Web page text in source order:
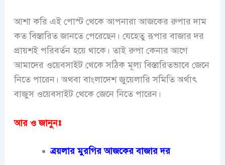
আশা করি এই পোস্ট থেকে আপনারা আজকের রুপার দাম
কত বিস্তারিত জানতে পেরেছেন। যেহেতু রূপার বাজার দর
প্রায়শই পরিবর্তন হয়ে থাকে। তাই রুপা কেনার আগে
আমাদের ওয়েবসাইট থেকে সঠিক মূল্য বিস্তারিতভাবে জেনে
নিতে পারেন। অথবা বাংলাদেশ জুয়েলারি সমিতি অর্থাৎ
বাজুস ওয়েবসাইট থেকে জেনে নিতে পারেন।
আর ও জানুনঃ
ব্রয়লার মুরগির আজকের বাজার দর